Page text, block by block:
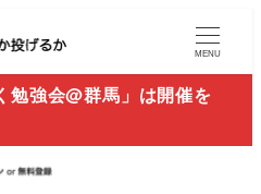
MENU
勉強会@群馬」は開催を